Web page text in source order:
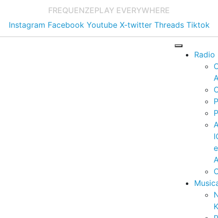
FREQUENZEPLAY EVERYWHERE
Instagram Facebook Youtube X-twitter Threads Tiktok
Radio
e